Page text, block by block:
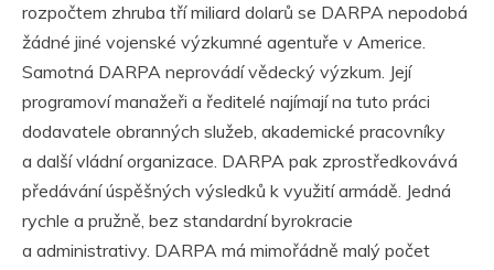
rozpočtem zhruba tří miliard dolarů se DARPA nepodobá
žádné jiné vojenské výzkumné agentuře v Americe.
Samotná DARPA neprovádí vědecký výzkum. Její
programoví manažeři a ředitelé najímají na tuto práci
dodavatele obranných služeb, akademické pracovníky
a další vládní organizace. DARPA pak zprostředkovává
předávání úspěšných výsledků k využití armádě. Jedná
rychle a pružně, bez standardní byrokracie
a administrativy. DARPA má mimořádně malý počet